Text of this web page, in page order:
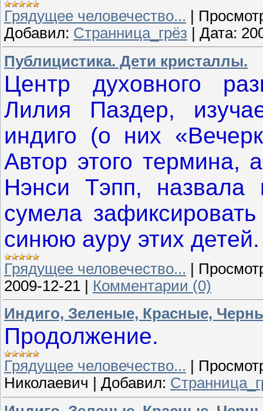
Грядущее человечество...
Добавил: Странница_грёз Дата:
Публицистика. Дети кристаллы.
Центр духовного
Лилия Паздер,
индиго (о них
Автор этого термина,
Нэнси Тэпп, назвала
сумела
синюю ауру этих детей.
Грядущее человечество... |
2009-12-21 | Комментарии (0)
Индиго, Зеленые, Красные,
Продолжение.
Грядущее человечество...
Николаевич
Добавил: